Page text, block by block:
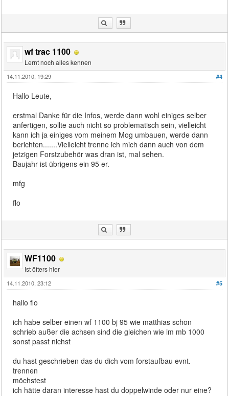
wf trac 1100
Lernt noch alles kennen
#4
14.11.2010, 19:29
Hallo Leute,
erstmal Danke für die Infos, werde dann wohl einiges selber
anfertigen, sollte auch nicht so problematisch sein, vielleicht
kann ich ja einiges vom meinem Mog umbauen, werde dann
berichten.......Vielleicht trenne ich mich dann auch von dem
jetzigen Forstzubehör was dran ist, mal sehen.
Baujahr ist übrigens ein 95 er.
mfg
flo
WF1100
Ist öfters hier
#5
14.11.2010, 23:12
hallo flo
ich habe selber einen wf 1100 bj 95 wie matthias schon
schrieb außer die achsen sind die gleichen wie im mb 1000
sonst passt nichst
du hast geschrieben das du dich vom forstaufbau evnt.
trennen
möchstest
ich hätte daran interesse hast du doppelwinde oder nur eine?